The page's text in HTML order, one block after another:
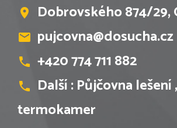
Dobrovského 874/29,
pujcovna@dosucha.cz
+420 774 711 882
Další : Půjčovna lešení,
termokamer